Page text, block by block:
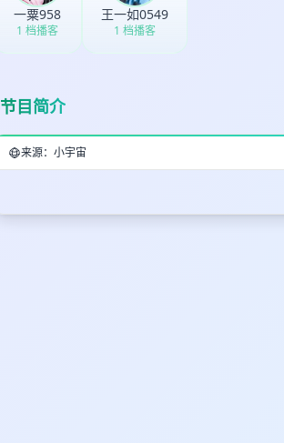
一粟958
1 档播客
王一如0549
1 档播客
节目简介
来源：小宇宙